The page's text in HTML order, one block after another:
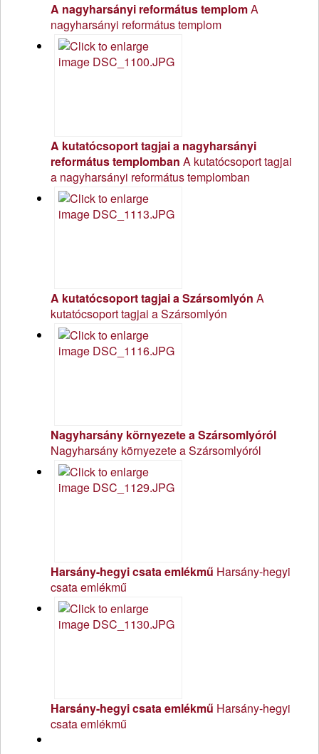
A nagyharsányi református templomA
nagyharsányi református templom
A kutatócsoport tagjai a nagyharsányi
református templomban A kutatócsoport tagjai
a nagyharsányi református templomban
A kutatócsoport tagjai a Szársomlyón A
kutatócsoport tagjai a Szársomlyón
Nagyharsány környezete a Szársomlyóról
Nagyharsány környezete a Szársomlyóról
Harsány-hegyi csata emlékmű Harsány-hegyi
csata emlékmű
Harsány-hegyi csata emlékmű Harsány-hegyi
csata emlékmű